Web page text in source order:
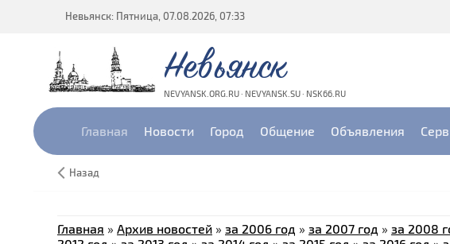
Невьянск: Пятница, 07.08.2026, 07:33
Невьянск
NEVYANSK.ORG.RU · NEVYANSK.SU · NSK66.RU
Главная Новости Город Общение Объявления
Назад
Главная » Архив новостей » за 2006 год » за 2007 год » за 2008